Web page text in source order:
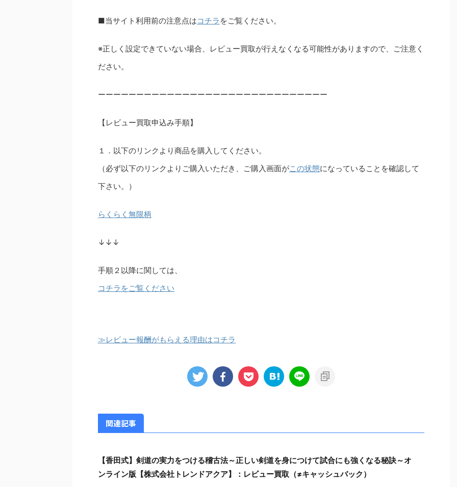
■当サイト利用前の注意点はコチラ をご覧ください。
※正しく設定できていない場合、レビュー買取が行えなくなる可能性がありますので、ご注意く
ださい。
ーーーーーーーーーーーーーーーーーーーーーーーーーーーーーー
【レビュー買取申込み手順】
１．以下のリンクより商品を購入してください。
（必ず以下のリンクよりご購入いただき、ご購入画面がこの状態になっていることを確認して
下さい。）
らくらく無限柄
↓↓↓
手順２以降に関しては、
コチラをご覧ください
≫レビュー報酬がもらえる理由はコチラ
関連記事
【香田式】剣道の実力をつける稽古法～正しい剣道を身につけて試合にも強くなる秘訣～オ
ンライン版【株式会社トレンドアクア】：レビュー買取（≠キャッシュバック）